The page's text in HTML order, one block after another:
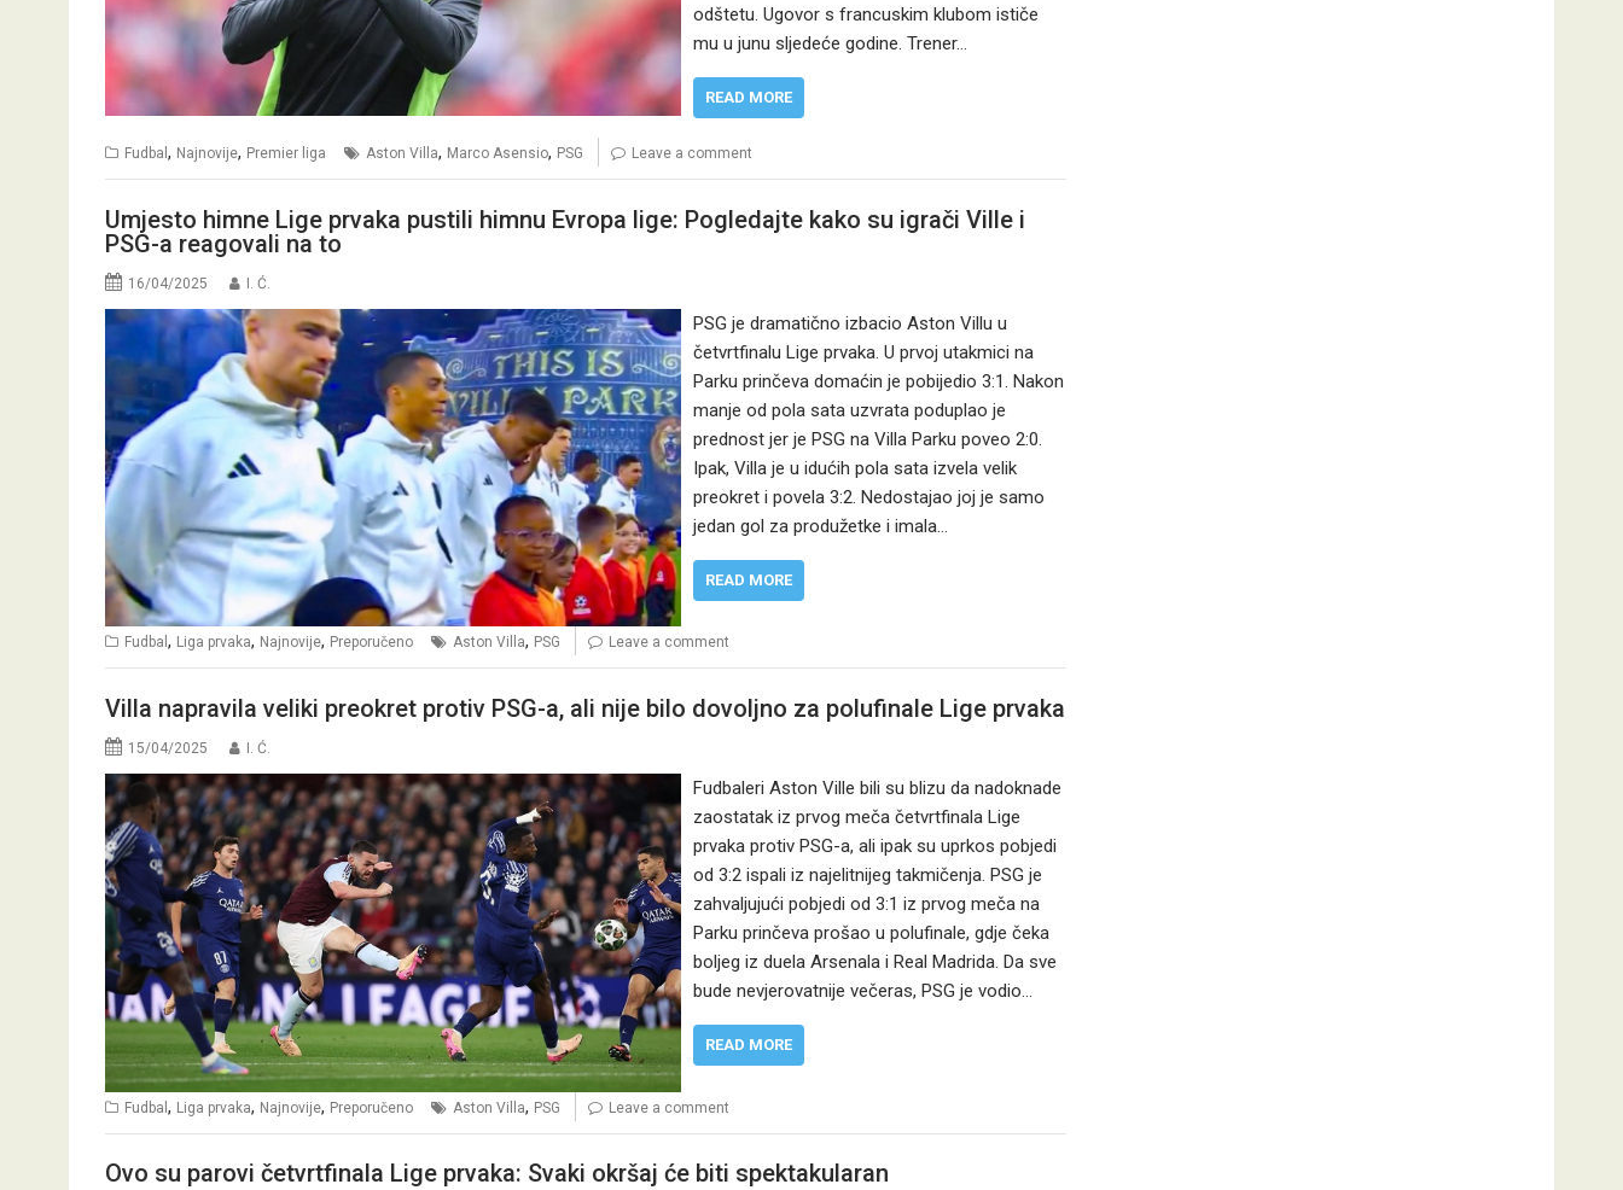
odštetu. Ugovor s francuskim klubom ističe
mu u junu sljedeće godine. Trener…
READ MORE
Fudbal , Najnovije, Premier liga Aston Villa, Marco Asensio, PSG Leave a comment
Umjesto himne Lige prvaka pustili himnu Evropa lige: Pogledajte kako su igrači Ville i
PSG-a reagovali na to
16/04/2025 I. Ć.
PSG je dramatično izbacio Aston Villu u
četvrtfinalu Lige prvaka. U prvoj utakmici na
Parku prinčeva domaćin je pobijedio 3:1. Nakon
manje od pola sata uzvrata poduplao je
prednost jer je PSG na Villa Parku poveo 2:0.
Ipak, Villa je u idućih pola sata izvela velik
preokret i povela 3:2. Nedostajao joj je samo
jedan gol za produžetke i imala…
READ MORE
Fudbal , Liga prvaka, Najnovije, Preporučeno Aston Villa, PSG Leave a comment
Villa napravila veliki preokret protiv PSG-a, ali nije bilo dovoljno za polufinale Lige prvaka
15/04/2025 I. Ć.
Fudbaleri Aston Ville bili su blizu da nadoknade
zaostatak iz prvog meča četvrtfinala Lige
prvaka protiv PSG-a, ali ipak su uprkos pobjedi
od 3:2 ispali iz najelitnijeg takmičenja. PSG je
zahvaljujući pobjedi od 3:1 iz prvog meča na
Parku prinčeva prošao u polufinale, gdje čeka
boljeg iz duela Arsenala i Real Madrida. Da sve
bude nevjerovatnije večeras, PSG je vodio…
READ MORE
Fudbal , Liga prvaka, Najnovije, Preporučeno Aston Villa, PSG Leave a comment
Ovo su parovi četvrtfinala Lige prvaka: Svaki okršaj će biti spektakularan